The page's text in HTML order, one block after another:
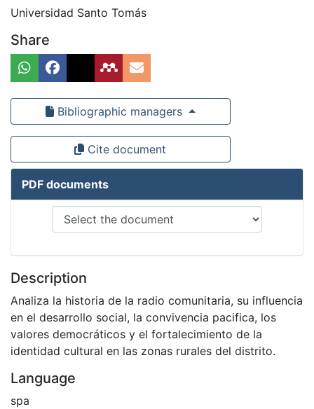
Universidad Santo Tomás
Share
Bibliographic managers
Cite document
PDF documents
Description
Analiza la historia de la radio comunitaria, su influencia
en el desarrollo social, la convivencia pacifica, los
valores democráticos y el fortalecimiento de la
identidad cultural en las zonas rurales del distrito.
Language
spa